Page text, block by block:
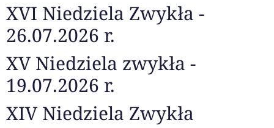
XVI Niedziela Zwykła -
26.07.2026 r.
XV Niedziela zwykła -
19.07.2026 r.
XIV Niedziela Zwykła